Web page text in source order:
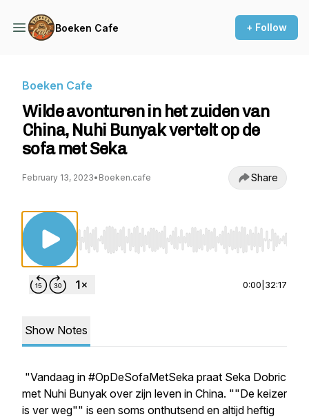
Boeken Cafe + Follow
Boeken Cafe
Wilde avonturen in het zuiden van
China, Nuhi Bunyak vertelt op de
sofa met Seka
February 13, 2023• Boeken.cafe Share
Use Left/Right to seek, Home/End to jump to
0:00 32:17
Show Notes
"Vandaag in #OpDeSofaMetSeka praat Seka Dobric
met Nuhi Bunyak over zijn leven in China. ""De keizer
is ver weg"" is een soms onthutsend en altijd heftig